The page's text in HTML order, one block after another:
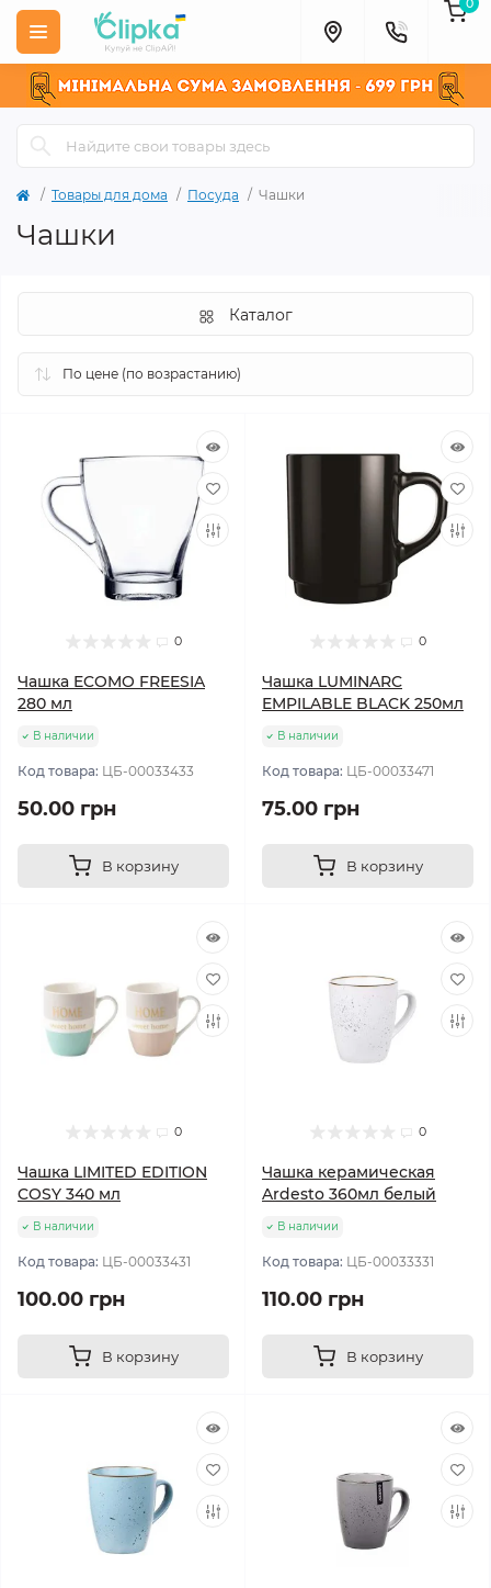
Товары для дома Посуда Чашки
Чашки
Каталог
0
Чашка ECOMO FREESIA
280 мл
В наличии
Код товара: ЦБ-00033433
50.00 грн
В корзину
0
Чашка LUMINARC
EMPILABLE BLACK 250мл
В наличии
Код товара: ЦБ-00033471
75.00 грн
В корзину
0
Чашка LIMITED EDITION
COSY 340 мл
В наличии
Код товара: ЦБ-00033431
100.00 грн
В корзину
0
Чашка керамическая
Ardesto 360мл белый
В наличии
Код товара: ЦБ-00033331
110.00 грн
В корзину